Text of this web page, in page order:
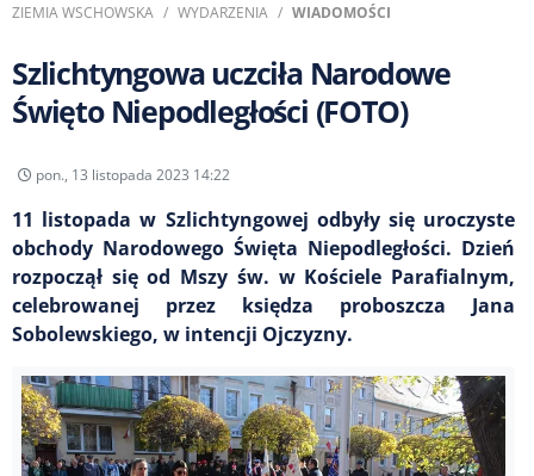
ZIEMIA WSCHOWSKA WYDARZENIA WIADOMOŚCI
Szlichtyngowa uczciła Narodowe
Święto Niepodległości (FOTO)
pon., 13 listopada 2023 14:22
11 listopada w Szlichtyngowej odbyły się uroczyste
obchody Narodowego Święta Niepodległości. Dzień
rozpoczął się od Mszy św. w Kościele Parafialnym,
celebrowanej przez księdza proboszcza Jana
Sobolewskiego, w intencji Ojczyzny.